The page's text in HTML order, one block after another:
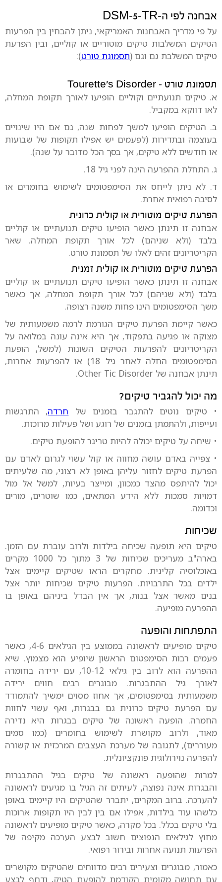
אבחנה לפי ה-DSM-5-TR
על פי מדריך האבחנות האמריקאי, ניתן להבחין בין הפרעות
הטיקים המשלבות טיקים מוטוריים או קוליים, ובין הפרעת
טיקים המשלבת גם וגם (תסמונת טורט):
תסמונת טורט – Tourette’s Disorder
א. טיקים תנועתיים וקוליים הופיעו לאורך תקופת המחלה,
לאו דווקא במקביל.
ב. הטיקים הופיעו למשך לפחות שנה, גם אם היו שינויים
בעוצמה ובתדירות (לפעמים יש אפילו תקופות של שבועות
או חודשים ללא טיקים, אך בסך הכל מדובר על שנה).
ג. התחלת ההפרעה הינה לפני גיל 18.
ד. לא ניתן לייחס את הסימפטומים לשימוש בחומרים או
לסיבה רפואית אחרת.
הפרעת טיקים מוטורית או קולית כרונית
אבחנה זו תינתן כאשר הופיעו טיקים תנועתיים או קוליים
בלבד (ולא שניהם) לכל אורך תקופת המחלה. שאר
הקריטריונים זהים לאלו של תסמונת טורט.
הפרעת טיקים מוטורית או קולית זמנית
אבחנה זו תינתן כאשר הופיעו טיקים תנועתיים או קוליים
בלבד (ולא שניהם) לכל אורך תקופת המחלה, אך כאשר
משך הסימפטומים הינו פחות משנה רצופה.
כאשר קיימת הפרעת טיקים הגורמת לרמה משמעותית של
מצוקה או פגיעה בתפקוד, אך היא אינה עונה במלואה על
הקריטריונים להפרעות הטיקים השונות (למשל, הופעת
הסימפטומים החלה לאחר גיל 18) או להפרעות אחרות,
תינתן אבחנה של Other Tic Disorder.
מה יכול להגביר טיקים?
• טיקים נוטים להתגבר בזמנים של חרדה, התרגשות
ועייפות, ולהתמתן בזמנים של רוגע ושל פעילות מרוכזת.
• שיחה על טיקים יכולה להיות טריגר להופעת טיקים.
• צפייה באדם עושה מחווה או קול עשוי לגרום לאדם עם
הפרעת טיקים לחזור עליהן באופן לא רצוני, מה שלעיתים
יכול להיתפס מהצד כמכוון, ומייצר בעיות, למשל אל מול
דמויות סמכות ללא הידע המתאים, כמו שוטרים, מורים
וכדומה.
שכיחות
טיקים היא תופעה שכיחה בילדות ולרוב עוברת עם הזמן.
בארה"ב מעריכים שכיחות של 3 מתוך כל 1000 מקרים
באוכלוסיה קלינית. מחקרים הראו שטיקים קיימים אצל
ילדים בכל התרבויות. הפרעות טיקים שכיחות יותר אצל
בנים מאשר אצל בנות, אך אין הבדל ביניהם באופן בו
ההפרעה מופיעה.
התפתחות והופעה
טיקים מופיעים לראשונה בממוצע בין הגילאים 4-6, כאשר
פעמים רבות הסימפטום הראשון שיופיע הוא מצמוץ. שיא
ההפרעה הוא לרוב בין גילאי 10-12, עם ירידה בחומרה
לאורך גיל ההתבגרות. מבוגרים רבים חווים ירידה
משמעותית בסימפטומים, אך אחוז מסוים ימשיך להתמודד
עם הפרעת טיקים כרונית גם בבגרות, ואף עשוי לחוות
החמרה. הופעה ראשונה של טיקים בבגרות היא נדירה
מאוד, ולרוב מקושרת לשימוש בחומרים (כמו סמים
מעוררים), לתגובה של מערכת העצבים המרכזית או קשורה
להפרעה נוירולוגית פונקציונלית.
למרות שהופעה ראשונה של טיקים בגיל ההתבגרות
והבגרות אינה נפוצה, לעיתים זה הגיל בו מגיעים לראשונה
להערכה. ברוב המקרים, יתברר שהטיקים היו קיימים באופן
כלשהו עוד בילדות, אפילו אם בין לבין היו תקופות ארוכות
בלי טיקים בכלל. בכל מקרה, כאשר טיקים מופיעים לראשונה
מחוץ לגילאים הנפוצים חשוב לבצע הערכה מקיפה של
הפרעות תנועה אחרות ובירור רפואי.
כאמור, מבוגרים וצעירים רבים מדווחים שהטיקים מקושרים
עם תחושה מקומית הקודמת להופעת הטיק, ודחף לבצע